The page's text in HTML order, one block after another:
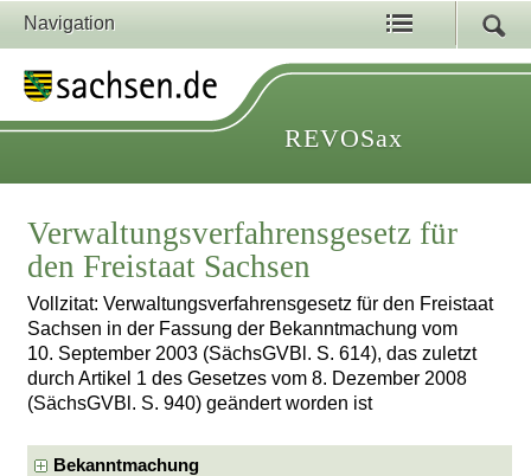
Navigation
REVOSax
Verwaltungsverfahrensgesetz für
den Freistaat Sachsen
Vollzitat: Verwaltungsverfahrensgesetz für den Freistaat
Sachsen in der Fassung der Bekanntmachung vom
10. September 2003 (SächsGVBl. S. 614), das zuletzt
durch Artikel 1 des Gesetzes vom 8. Dezember 2008
(SächsGVBl. S. 940) geändert worden ist
Bekanntmachung